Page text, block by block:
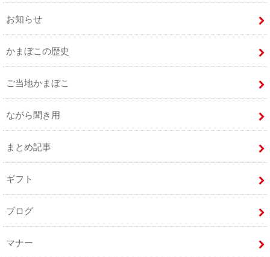
お知らせ
かまぼこの歴史
ご当地かまぼこ
ながら聞き用
まとめ記事
ギフト
ブログ
マナー